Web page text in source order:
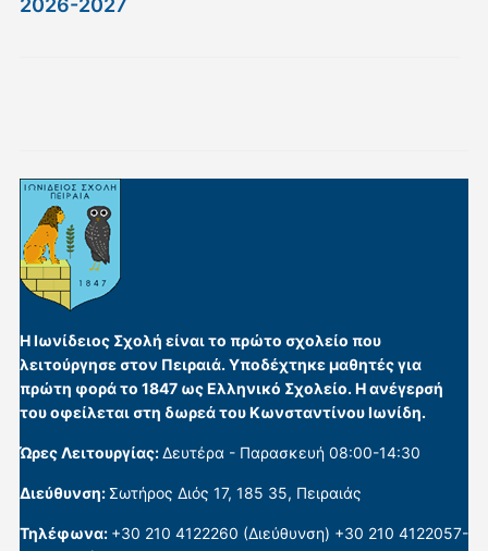
Η Ιωνίδειος Σχολή είναι το πρώτο σχολείο που
λειτούργησε στον Πειραιά. Υποδέχτηκε μαθητές για
πρώτη φορά το 1847 ως Ελληνικό Σχολείο. Η ανέγερσή
του οφείλεται στη δωρεά του Κωνσταντίνου Ιωνίδη.
Ώρες Λειτουργίας:Δευτέρα - Παρασκευή 08:00-14:30
Διεύθυνση: Σωτήρος Διός 17, 185 35, Πειραιάς
Τηλέφωνα: +30 210 4122260 (Διεύθυνση) +30 210 4122057-